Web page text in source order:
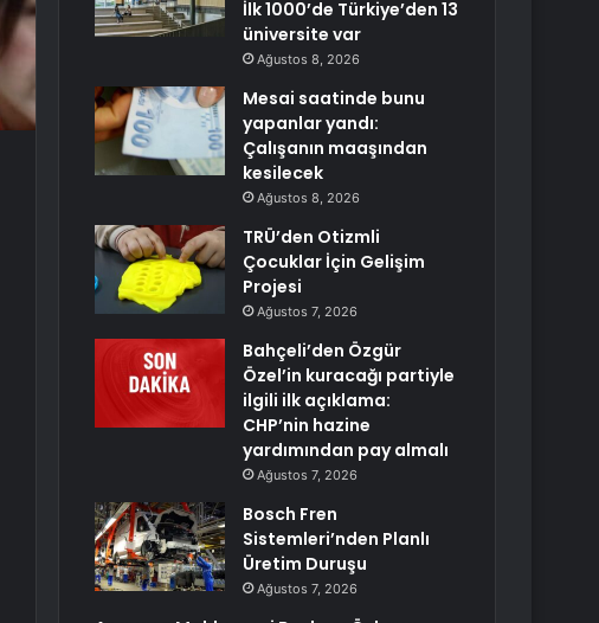
İlk 1000’de Türkiye’den 13
üniversite var
Ağustos 8, 2026
Mesai saatinde bunu
yapanlar yandı:
Çalışanın maaşından
kesilecek
Ağustos 8, 2026
TRÜ’den Otizmli
Çocuklar İçin Gelişim
Projesi
Ağustos 7, 2026
Bahçeli’den Özgür
Özel’in kuracağı partiyle
ilgili ilk açıklama:
CHP’nin hazine
yardımından pay almalı
Ağustos 7, 2026
Bosch Fren
Sistemleri’nden Planlı
Üretim Duruşu
Ağustos 7, 2026